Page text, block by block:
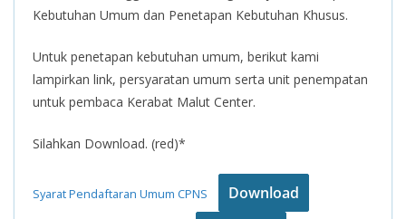
Kebutuhan Umum dan Penetapan Kebutuhan Khusus.
Untuk penetapan kebutuhan umum, berikut kami
lampirkan link, persyaratan umum serta unit penempatan
untuk pembaca Kerabat Malut Center.
Silahkan Download. (red)*
Syarat Pendaftaran Umum CPNS Download